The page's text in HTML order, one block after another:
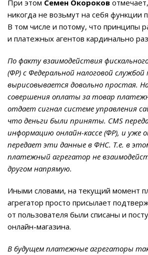
При этом Семен Окороков
никогда не возьмут на себя функции
В том числе и потому, что принципы
и платежных агентов кардинально
По факту взаимодействия
(ФР) с Федеральной налоговой службой
вырисовывается довольно простая.
совершения оплаты за товар
отдает сигнал системе управления
что деньги были приняты. CMS
информацию онлайн-кассе (ФР), и уже
передает эти данные в ФНС. Т.е. в
платежный агрегатор не
другом напрямую.
Иными словами, на текущий момент
агрегатор просто присылает
от пользователя были списаны и
онлайн-магазина.
В будущем платежные агрегаторы